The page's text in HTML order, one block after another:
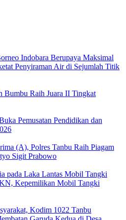
Indobara Berupaya Maksimal
Penyiraman Air di Sejumlah Titik
Bumbu Raih Juara II Tingkat
Pemusatan Pendidikan dan
(A), Polres Tanbu Raih Piagam
Sigit Prabowo
pada Laka Lantas Mobil Tangki
Kepemilikan Mobil Tangki
Kodim 1022 Tanbu